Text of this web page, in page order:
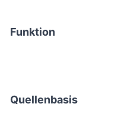
Funktion
Quellenbasis